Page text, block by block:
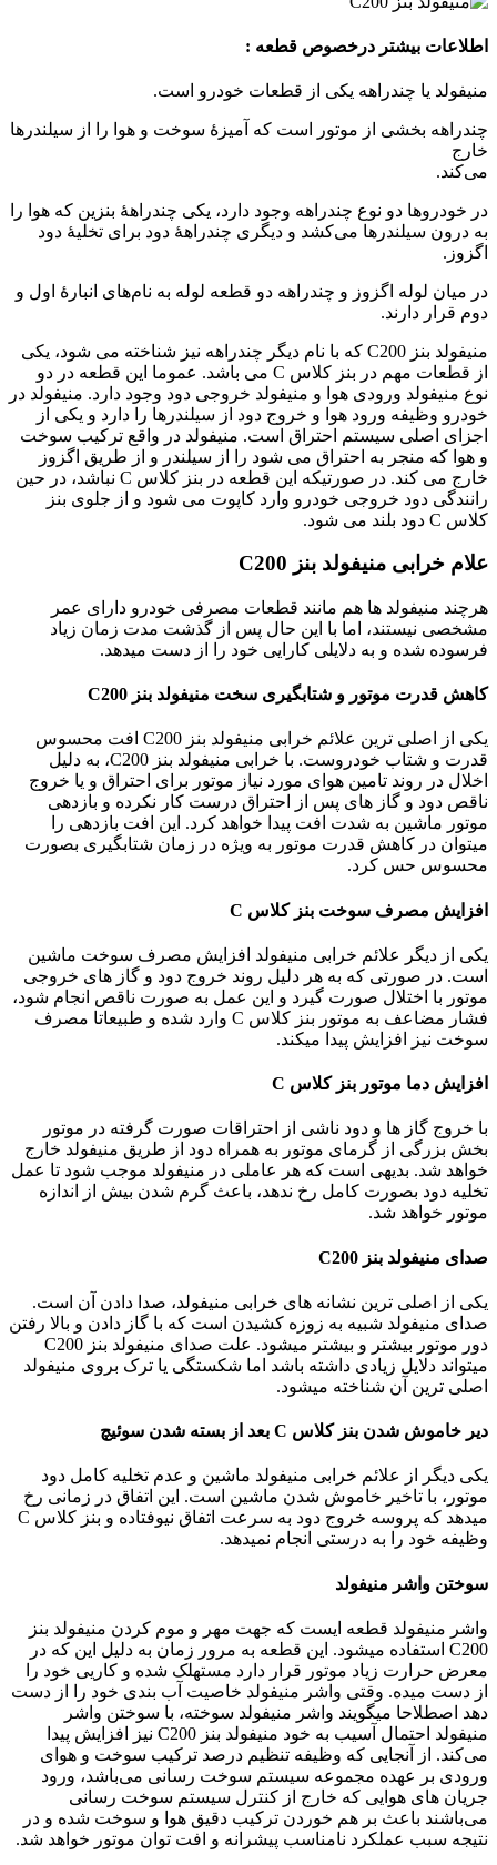
اطلاعات بیشتر درخصوص قطعه :
منیفولد یا چندراهه یکی از قطعات خودرو است.
چندراهه بخشی از موتور است که آمیزهٔ سوخت و هوا را از سیلندرها
خارج
می‌کند.
در خودروها دو نوع چندراهه وجود دارد، یکی چندراههٔ بنزین که هوا را
به درون سیلندرها می‌کشد و دیگری چندراههٔ دود برای تخلیهٔ دود
اگزوز.
در میان لوله اگزوز و چندراهه دو قطعه لوله به نام‌های انبارهٔ اول و
دوم قرار دارند.
منیفولد بنز C200 که با نام دیگر چندراهه نیز شناخته می شود، یکی
از قطعات مهم در بنز کلاس C می باشد. عموما این قطعه در دو
نوع منیفولد ورودی هوا و منیفولد خروجی دود وجود دارد. منیفولد در
خودرو وظیفه ورود هوا و خروج دود از سیلندرها را دارد و یکی از
اجزای اصلی سیستم احتراق است. منیفولد در واقع ترکیب سوخت
و هوا که منجر به احتراق می شود را از سیلندر و از طریق اگزوز
خارج می کند. در صورتیکه این قطعه در بنز کلاس C نباشد، در حین
رانندگی دود خروجی خودرو وارد کاپوت می شود و از جلوی بنز
کلاس C دود بلند می شود.
علام خرابی منیفولد بنز C200
هرچند منیفولد ها هم مانند قطعات مصرفی خودرو دارای عمر
مشخصی نیستند، اما با این حال پس از گذشت مدت زمان زیاد
فرسوده شده و به دلایلی کارایی خود را از دست میدهد.
کاهش قدرت موتور و شتابگیری سخت منیفولد بنز C200
یکی از اصلی ترین علائم خرابی منیفولد بنز C200 افت محسوس
قدرت و شتاب خودروست. با خرابی منیفولد بنز C200، به دلیل
اخلال در روند تامین هوای مورد نیاز موتور برای احتراق و یا خروج
ناقص دود و گاز های پس از احتراق درست کار نکرده و بازدهی
موتور ماشین به شدت افت پیدا خواهد کرد. این افت بازدهی را
میتوان در کاهش قدرت موتور به ویژه در زمان شتابگیری بصورت
محسوس حس کرد.
افزایش مصرف سوخت بنز کلاس C
یکی از دیگر علائم خرابی منیفولد افزایش مصرف سوخت ماشین
است. در صورتی که به هر دلیل روند خروج دود و گاز های خروجی
موتور با اختلال صورت گیرد و این عمل به صورت ناقص انجام شود،
فشار مضاعف به موتور بنز کلاس C وارد شده و طبیعاتا مصرف
سوخت نیز افزایش پیدا میکند.
افزایش دما موتور بنز کلاس C
با خروج گاز ها و دود ناشی از احتراقات صورت گرفته در موتور
بخش بزرگی از گرمای موتور به همراه دود از طریق منیفولد خارج
خواهد شد. بدیهی است که هر عاملی در منیفولد موجب شود تا عمل
تخلیه دود بصورت کامل رخ ندهد، باعث گرم شدن بیش از اندازه
موتور خواهد شد.
صدای منیفولد بنز C200
یکی از اصلی ترین نشانه های خرابی منیفولد، صدا دادن آن است.
صدای منیفولد شبیه به زوزه کشیدن است که با گاز دادن و بالا رفتن
دور موتور بیشتر و بیشتر میشود. علت صدای منیفولد بنز C200
میتواند دلایل زیادی داشته باشد اما شکستگی یا ترک بروی منیفولد
اصلی ترین آن شناخته میشود.
دیر خاموش شدن بنز کلاس C بعد از بسته شدن سوئیچ
یکی دیگر از علائم خرابی منیفولد ماشین و عدم تخلیه کامل دود
موتور، با تاخیر خاموش شدن ماشین است. این اتفاق در زمانی رخ
میدهد که پروسه خروج دود به سرعت اتفاق نیوفتاده و بنز کلاس C
وظیفه خود را به درستی انجام نمیدهد.
سوختن واشر منیفولد
واشر منیفولد قطعه ایست که جهت مهر و موم کردن منیفولد بنز
C200 استفاده میشود. این قطعه به مرور زمان به دلیل این که در
معرض حرارت زیاد موتور قرار دارد مستهلک شده و کاریی خود را
از دست میده. وقتی واشر منیفولد خاصیت آب بندی خود را از دست
دهد اصطلاحا میگویند واشر منیفولد سوخته، با سوختن واشر
منیفولد احتمال آسیب به خود منیفولد بنز C200 نیز افزایش پیدا
می‌کند. از آنجایی که وظیفه تنظیم درصد ترکیب سوخت و هوای
ورودی بر عهده مجموعه سیستم سوخت رسانی می‌باشد، ورود
جریان های هوایی که خارج از کنترل سیستم سوخت رسانی
می‌باشند باعث بر هم خوردن ترکیب دقیق هوا و سوخت شده و در
نتیجه سبب عملکرد نامناسب پیشرانه و افت توان موتور خواهد شد.